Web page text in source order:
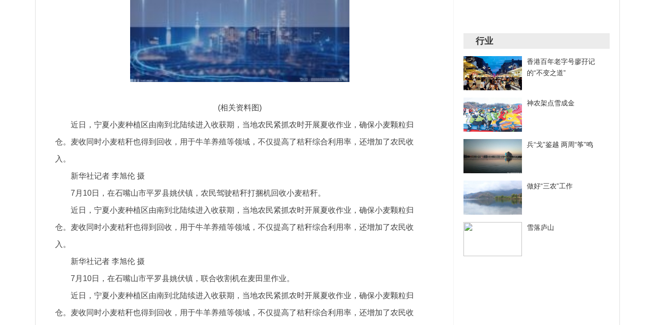
(相关资料图)
近日，宁夏小麦种植区由南到北陆续进入收获期，当地农民紧抓农时开展夏收作业，确保小麦颗粒归
仓。麦收同时小麦秸秆也得到回收，用于牛羊养殖等领域，不仅提高了秸秆综合利用率，还增加了农民收
入。
新华社记者 李旭伦 摄
7月10日，在石嘴山市平罗县姚伏镇，农民驾驶秸秆打捆机回收小麦秸秆。
近日，宁夏小麦种植区由南到北陆续进入收获期，当地农民紧抓农时开展夏收作业，确保小麦颗粒归
仓。麦收同时小麦秸秆也得到回收，用于牛羊养殖等领域，不仅提高了秸秆综合利用率，还增加了农民收
入。
新华社记者 李旭伦 摄
7月10日，在石嘴山市平罗县姚伏镇，联合收割机在麦田里作业。
近日，宁夏小麦种植区由南到北陆续进入收获期，当地农民紧抓农时开展夏收作业，确保小麦颗粒归
仓。麦收同时小麦秸秆也得到回收，用于牛羊养殖等领域，不仅提高了秸秆综合利用率，还增加了农民收
行业
香港百年老字号廖孖记
的“不变之道”
神农架点雪成金
兵“戈”鉴越 两周“筝”鸣
做好“三农”工作
雪落庐山